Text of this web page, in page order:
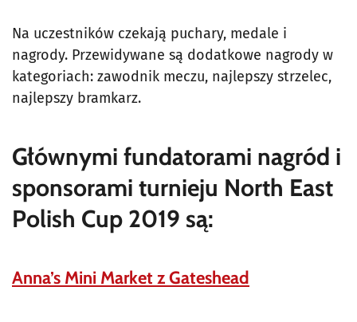
Na uczestników czekają puchary, medale i
nagrody. Przewidywane są dodatkowe nagrody w
kategoriach: zawodnik meczu, najlepszy strzelec,
najlepszy bramkarz.
Głównymi fundatorami nagród i
sponsorami turnieju North East
Polish Cup 2019 są:
Anna’s Mini Market z Gateshead